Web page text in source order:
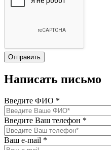
Написать письмо
Введите ФИО *
Введите Ваш телефон *
Ваш e-mail *